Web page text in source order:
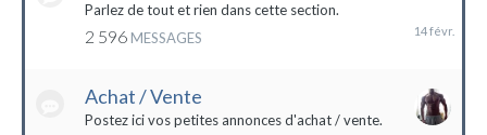
Parlez de tout et rien dans cette section.
2 596 MESSAGES
Achat / Vente
Postez ici vos petites annonces d'achat / vente.